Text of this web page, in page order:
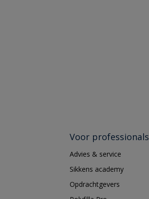
Voor professionals
Advies & service
Sikkens academy
Opdrachtgevers